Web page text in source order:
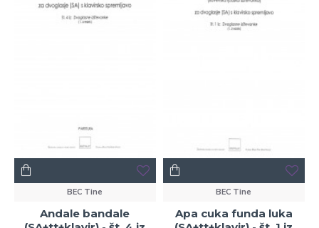
BEC Tine
Andale bandale
BEC Tine
Apa cuka funda luka